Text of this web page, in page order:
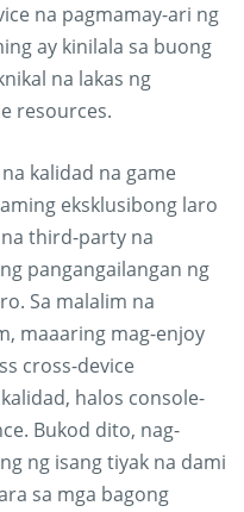
na pagmamay-ari ng
ay kinilala sa buong
na lakas ng
resources.
kalidad na game
eksklusibong laro
third-party na
pangangailangan ng
Sa malalim na
maaaring mag-enjoy
cross-device
halos console-
Bukod dito, nag-
ng isang tiyak na dami
sa mga bagong